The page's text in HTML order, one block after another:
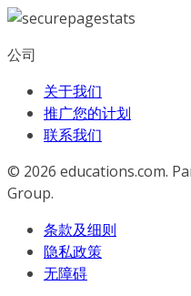
公司
关于我们
推广您的计划
联系我们
© 2026 educations.com.
Group.
条款及细则
隐私政策
无障碍